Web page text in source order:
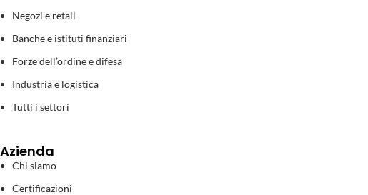
Negozi e retail
Banche e istituti finanziari
Forze dell’ordine e difesa
Industria e logistica
Tutti i settori
Azienda
Chi siamo
Certificazioni